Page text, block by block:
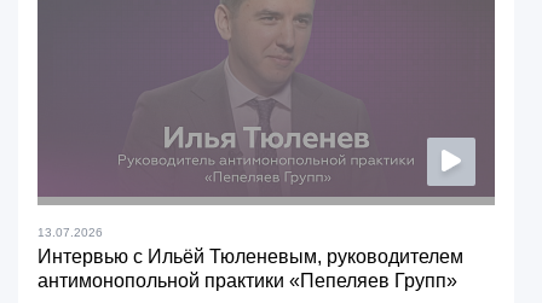
13.07.2026
Интервью с Ильёй Тюленевым, руководителем
антимонопольной практики «Пепеляев Групп»